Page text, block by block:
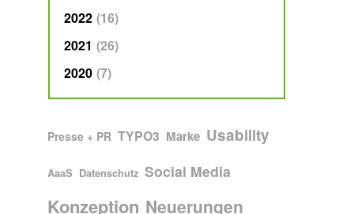
2022 16
2021 26
2020 7
Alle Blogartikel mit dem Schlagwort "
Presse + PR " anzeigen
Alle Blogartikel mit dem Schlagwort "
TYPO3 " anzeigen
Alle Blogartikel mit dem
Marke" anzeigen
Alle Blogartikel mit
Usability
Alle Blogartikel mit dem Schlagwort "
AaaS " anzeigen
Alle Blogartikel mit dem Schlagwort "
Datenschutz" anzeigen
Alle Blogartikel mit dem
Social Media
Alle Blogartikel mit dem Schlagwort "
Konzeption " anzeigen
Alle Blogartikel mit dem
Neuerungen